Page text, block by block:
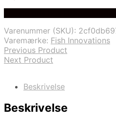
Varenummer (SKU):
Varemærke: Fish Innovations
Previous Product
Next Product
Beskrivelse
Beskrivelse